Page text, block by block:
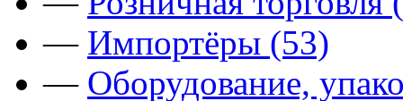
— Импортёры (53)
— Оборудование,